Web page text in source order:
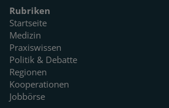
Rubriken
Startseite
Medizin
Praxiswissen
Politik & Debatte
Regionen
Kooperationen
Jobbörse